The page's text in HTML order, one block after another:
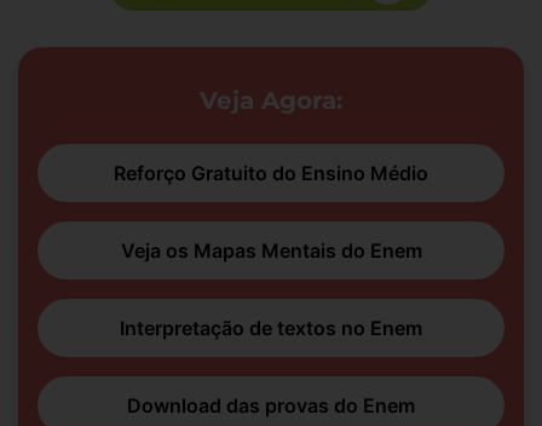
Veja Agora:
Reforço Gratuito do Ensino Médio
Veja os Mapas Mentais do Enem
Interpretação de textos no Enem
Download das provas do Enem